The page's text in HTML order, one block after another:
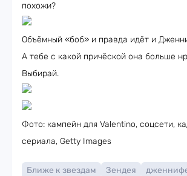
похожи?
Объёмный «боб» и правда идёт и
А тебе с какой причёской она больше
Выбирай.
Фото: кампейн для Valentino, соцсети,
сериала, Getty Images
Ближе к звездам Зендея